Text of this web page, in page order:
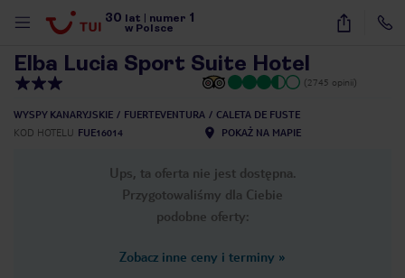
30 lat numer 1
w Polsce
20
Elba Lucia Sport Suite Hotel
(2745 opinii)
WYSPY KANARYJSKIE FUERTEVENTURA
CALETA DE FUSTE
KOD HOTELU FUE16014 POKAŻ NA MAPIE
Ups, ta oferta nie jest dostępna.
Przygotowaliśmy dla Ciebie
podobne oferty:
Zobacz inne ceny i terminy »